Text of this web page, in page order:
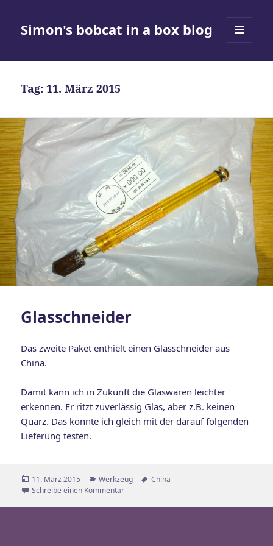
Simon's bobcat in a box blog
Tag:11. März 2015
Glasschneider
Das zweite Paket enthielt einen Glasschneider aus
China.
Damit kann ich in Zukunft die Glaswaren leichter
erkennen. Er ritzt zuverlässig Glas, aber z.B. keinen
Quarz. Das konnte ich gleich mit der darauf folgenden
Lieferung testen.
Veröffentlicht
am
11. März 2015 Kategorien
Werkzeug Schlagwörter
China
Schreibe einen Kommentarzu Glasschneider